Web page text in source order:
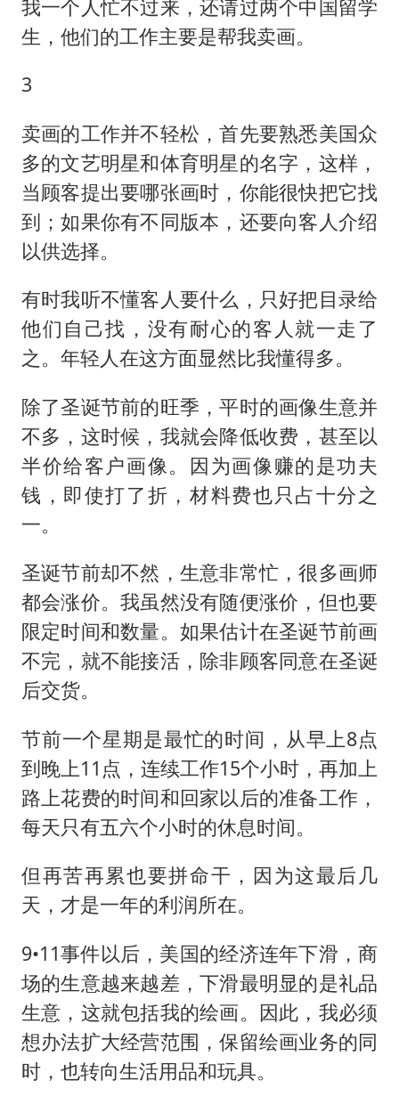
我一个人忙不过来，还请过两个中国留学
生，他们的工作主要是帮我卖画。
3
卖画的工作并不轻松，首先要熟悉美国众
多的文艺明星和体育明星的名字，这样，
当顾客提出要哪张画时，你能很快把它找
到；如果你有不同版本，还要向客人介绍
以供选择。
有时我听不懂客人要什么，只好把目录给
他们自己找，没有耐心的客人就一走了
之。年轻人在这方面显然比我懂得多。
除了圣诞节前的旺季，平时的画像生意并
不多，这时候，我就会降低收费，甚至以
半价给客户画像。因为画像赚的是功夫
钱，即使打了折，材料费也只占十分之
一。
圣诞节前却不然，生意非常忙，很多画师
都会涨价。我虽然没有随便涨价，但也要
限定时间和数量。如果估计在圣诞节前画
不完，就不能接活，除非顾客同意在圣诞
后交货。
节前一个星期是最忙的时间，从早上8点
到晚上11点，连续工作15个小时，再加上
路上花费的时间和回家以后的准备工作，
每天只有五六个小时的休息时间。
但再苦再累也要拼命干，因为这最后几
天，才是一年的利润所在。
9•11事件以后，美国的经济连年下滑，商
场的生意越来越差，下滑最明显的是礼品
生意，这就包括我的绘画。因此，我必须
想办法扩大经营范围，保留绘画业务的同
时，也转向生活用品和玩具。